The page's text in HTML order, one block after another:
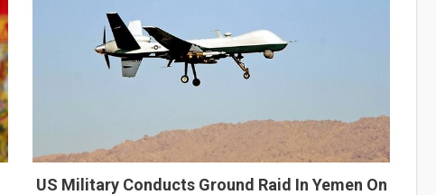
US Military Conducts Ground Raid In Yemen On